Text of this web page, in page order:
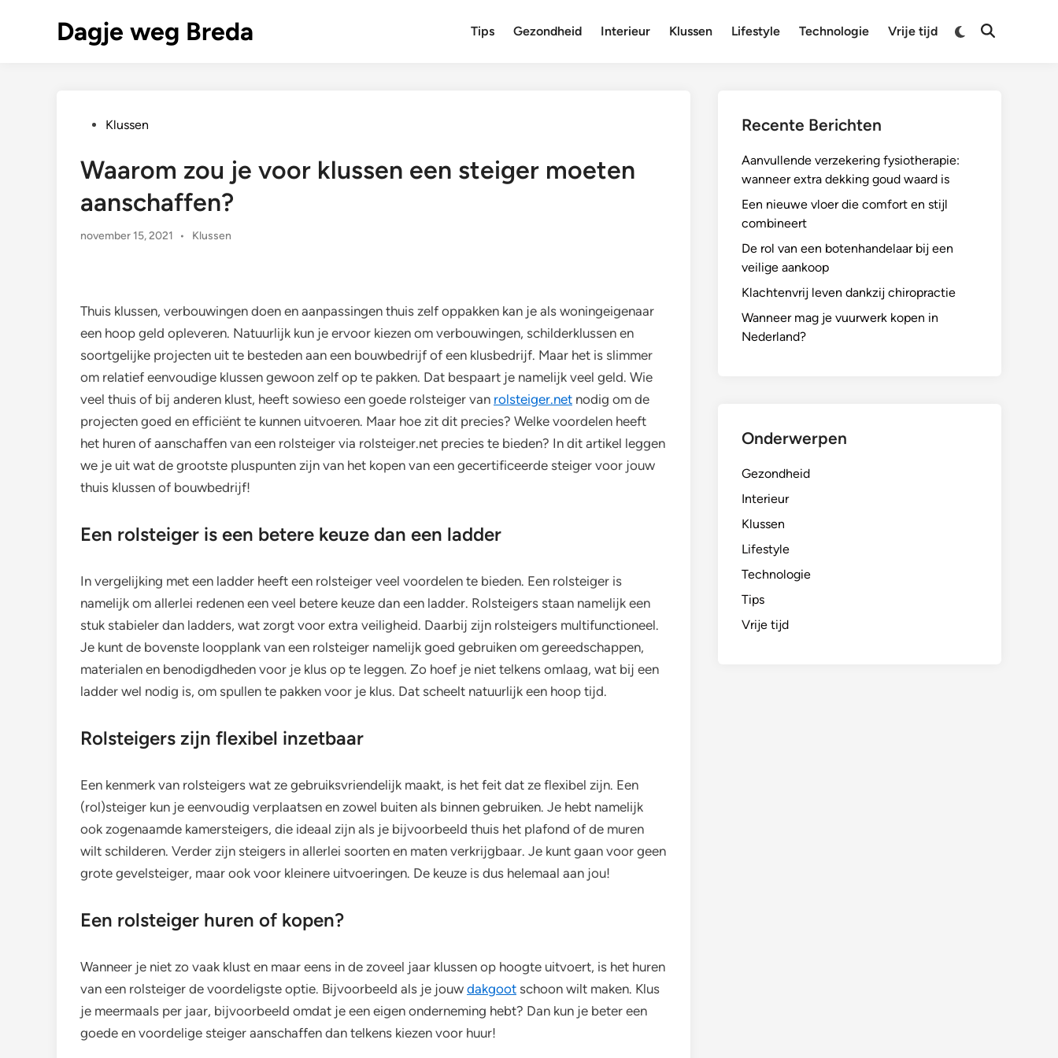
Dagje weg Breda Tips Gezondheid Interieur Klussen Lifestyle Technologie Vrije tijd
Overschakelen
Zoeken
Geplaatst
Klussen
Waarom zou je voor klussen een steiger moeten
aanschaffen?
november 15, 2021 •
Geplaatst
Klussen
Thuis klussen, verbouwingen doen en aanpassingen thuis zelf oppakken kan je als woningeigenaar
een hoop geld opleveren. Natuurlijk kun je ervoor kiezen om verbouwingen, schilderklussen en
soortgelijke projecten uit te besteden aan een bouwbedrijf of een klusbedrijf. Maar het is slimmer
om relatief eenvoudige klussen gewoon zelf op te pakken. Dat bespaart je namelijk veel geld. Wie
veel thuis of bij anderen klust, heeft sowieso een goede rolsteiger van rolsteiger.net nodig om de
projecten goed en efficiënt te kunnen uitvoeren. Maar hoe zit dit precies? Welke voordelen heeft
het huren of aanschaffen van een rolsteiger via rolsteiger.net precies te bieden? In dit artikel leggen
we je uit wat de grootste pluspunten zijn van het kopen van een gecertificeerde steiger voor jouw
thuis klussen of bouwbedrijf!
Een rolsteiger is een betere keuze dan een ladder
In vergelijking met een ladder heeft een rolsteiger veel voordelen te bieden. Een rolsteiger is
namelijk om allerlei redenen een veel betere keuze dan een ladder. Rolsteigers staan namelijk een
stuk stabieler dan ladders, wat zorgt voor extra veiligheid. Daarbij zijn rolsteigers multifunctioneel.
Je kunt de bovenste loopplank van een rolsteiger namelijk goed gebruiken om gereedschappen,
materialen en benodigdheden voor je klus op te leggen. Zo hoef je niet telkens omlaag, wat bij een
ladder wel nodig is, om spullen te pakken voor je klus. Dat scheelt natuurlijk een hoop tijd.
Rolsteigers zijn flexibel inzetbaar
Een kenmerk van rolsteigers wat ze gebruiksvriendelijk maakt, is het feit dat ze flexibel zijn. Een
(rol)steiger kun je eenvoudig verplaatsen en zowel buiten als binnen gebruiken. Je hebt namelijk
ook zogenaamde kamersteigers, die ideaal zijn als je bijvoorbeeld thuis het plafond of de muren
wilt schilderen. Verder zijn steigers in allerlei soorten en maten verkrijgbaar. Je kunt gaan voor geen
grote gevelsteiger, maar ook voor kleinere uitvoeringen. De keuze is dus helemaal aan jou!
Een rolsteiger huren of kopen?
Wanneer je niet zo vaak klust en maar eens in de zoveel jaar klussen op hoogte uitvoert, is het huren
van een rolsteiger de voordeligste optie. Bijvoorbeeld als je jouw dakgoot schoon wilt maken. Klus
je meermaals per jaar, bijvoorbeeld omdat je een eigen onderneming hebt? Dan kun je beter een
goede en voordelige steiger aanschaffen dan telkens kiezen voor huur!
Recente Berichten
Aanvullende verzekering fysiotherapie:
wanneer extra dekking goud waard is
Een nieuwe vloer die comfort en stijl
combineert
De rol van een botenhandelaar bij een
veilige aankoop
Klachtenvrij leven dankzij chiropractie
Wanneer mag je vuurwerk kopen in
Nederland?
Onderwerpen
Gezondheid
Interieur
Klussen
Lifestyle
Technologie
Tips
Vrije tijd